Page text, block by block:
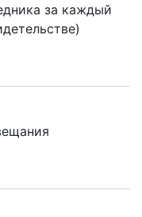
за каждый